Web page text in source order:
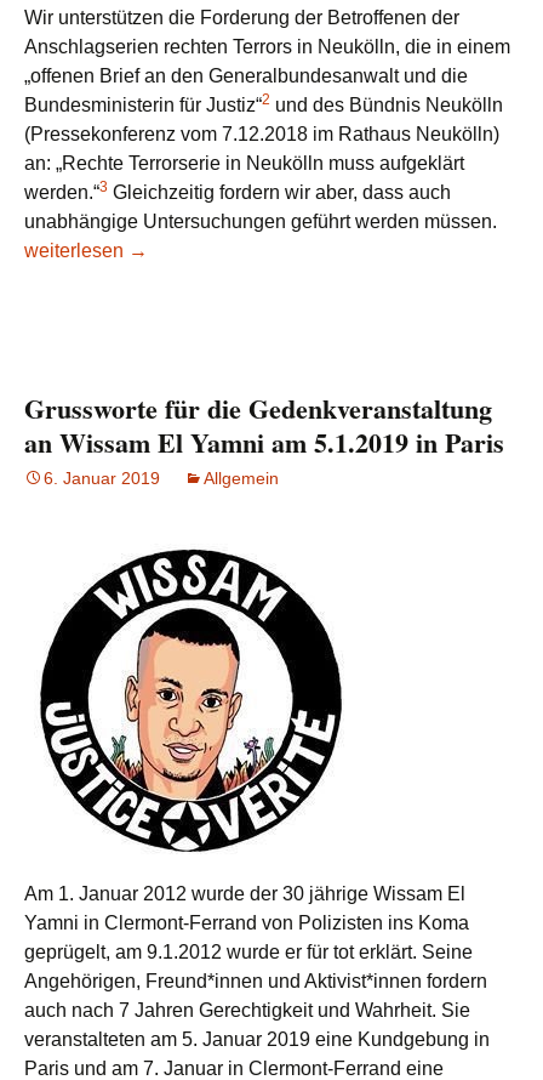
Wir unterstützen die Forderung der Betroffenen der
Anschlagserien rechten Terrors in Neukölln, die in einem
„offenen Brief an den Generalbundesanwalt und die
Bundesministerin für Justiz“2 und des Bündnis Neukölln
(Pressekonferenz vom 7.12.2018 im Rathaus Neukölln)
an: „Rechte Terrorserie in Neukölln muss aufgeklärt
werden.“3 Gleichzeitig fordern wir aber, dass auch
unabhängige Untersuchungen geführt werden müssen.
Rechte/rassistische Mord- und Anschlagsserie in Neukölln
weiterlesen →
Grussworte für die Gedenkveranstaltung
an Wissam El Yamni am 5.1.2019 in Paris
6. Januar 2019 Allgemein
Am 1. Januar 2012 wurde der 30 jährige Wissam El
Yamni in Clermont-Ferrand von Polizisten ins Koma
geprügelt, am 9.1.2012 wurde er für tot erklärt. Seine
Angehörigen, Freund*innen und Aktivist*innen fordern
auch nach 7 Jahren Gerechtigkeit und Wahrheit. Sie
veranstalteten am 5. Januar 2019 eine Kundgebung in
Paris und am 7. Januar in Clermont-Ferrand eine